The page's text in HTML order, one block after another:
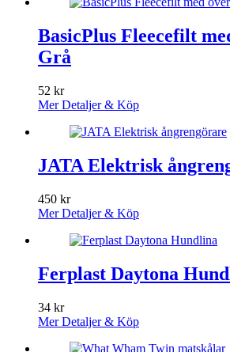
BasicPlus Fleecefilt
Grå
52 kr
Mer Detaljer & Köp
JATA Elektrisk
450 kr
Mer Detaljer & Köp
Ferplast Daytona
34 kr
Mer Detaljer & Köp